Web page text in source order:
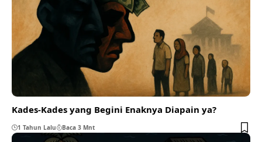
Kades-Kades yang Begini Enaknya Diapain ya?
1 Tahun Lalu Baca 3 Mnt